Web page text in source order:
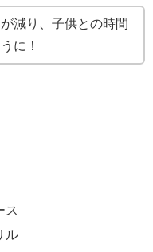
減り、子供との時間
に！
ス
ル